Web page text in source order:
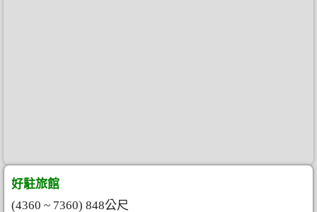
好駐旅館
(4360 ~ 7360) 848公尺